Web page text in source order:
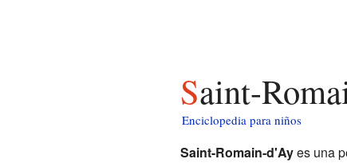
Saint-
Enciclopedia para niños
Saint-Romain-d'Ayes una